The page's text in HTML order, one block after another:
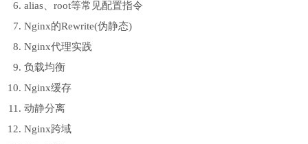
alias、root等常见配置指令
Nginx的Rewrite(伪静态)
Nginx代理实践
负载均衡
Nginx缓存
动静分离
Nginx跨域